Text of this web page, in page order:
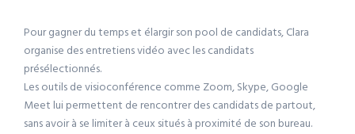
Pour gagner du temps et élargir son pool de candidats, Clara
organise des entretiens vidéo avec les candidats
présélectionnés.
Les outils de visioconférence comme Zoom, Skype, Google
Meet lui permettent de rencontrer des candidats de partout,
sans avoir à se limiter à ceux situés à proximité de son bureau.